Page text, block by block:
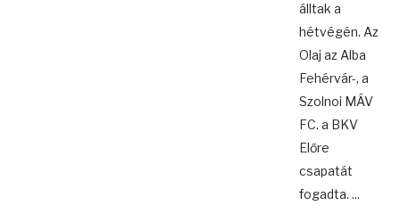
álltak a
hétvégén. Az
Olaj az Alba
Fehérvár-, a
Szolnoi MÁV
FC. a BKV
Előre
csapatát
fogadta. ...